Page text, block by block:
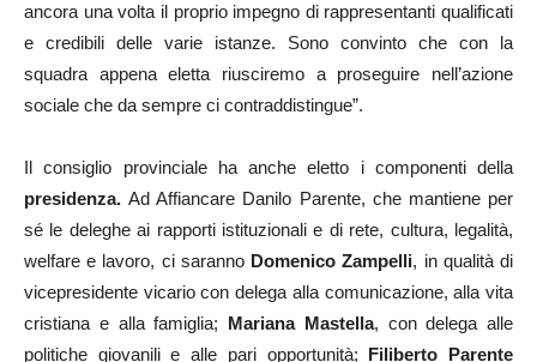
ancora una volta il proprio impegno di rappresentanti qualificati
e credibili delle varie istanze. Sono convinto che con la
squadra appena eletta riusciremo a proseguire nell’azione
sociale che da sempre ci contraddistingue”.
Il consiglio provinciale ha anche eletto i componenti della
presidenza.Ad Affiancare Danilo Parente, che mantiene per
sé le deleghe ai rapporti istituzionali e di rete, cultura, legalità,
welfare e lavoro, ci sarannoDomenico Zampelli, in qualità di
vicepresidente vicario con delega alla comunicazione, alla vita
cristiana e alla famiglia; Mariana Mastella, con delega alle
politiche giovanili e alle pari opportunità; Filiberto Parente